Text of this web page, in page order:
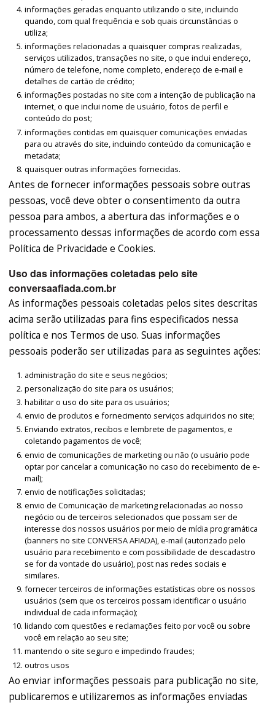
informações geradas enquanto utilizando o site, incluindo
quando, com qual frequência e sob quais circunstâncias o
utiliza;
informações relacionadas a quaisquer compras realizadas,
serviços utilizados, transações no site, o que inclui endereço,
número de telefone, nome completo, endereço de e-mail e
detalhes de cartão de crédito;
informações postadas no site com a intenção de publicação na
internet, o que inclui nome de usuário, fotos de perfil e
conteúdo do post;
informações contidas em quaisquer comunicações enviadas
para ou através do site, incluindo conteúdo da comunicação e
metadata;
quaisquer outras informações fornecidas.
Antes de fornecer informações pessoais sobre outras
pessoas, você deve obter o consentimento da outra
pessoa para ambos, a abertura das informações e o
processamento dessas informações de acordo com essa
Política de Privacidade e Cookies.
Uso das informações coletadas pelo site
conversaafiada.com.br
As informações pessoais coletadas pelos sites descritas
acima serão utilizadas para fins especificados nessa
política e nos Termos de uso. Suas informações
pessoais poderão ser utilizadas para as seguintes ações:
administração do site e seus negócios;
personalização do site para os usuários;
habilitar o uso do site para os usuários;
envio de produtos e fornecimento serviços adquiridos no site;
Enviando extratos, recibos e lembrete de pagamentos, e
coletando pagamentos de você;
envio de comunicações de marketing ou não (o usuário pode
optar por cancelar a comunicação no caso do recebimento de e-
mail);
envio de notificações solicitadas;
envio de Comunicação de marketing relacionadas ao nosso
negócio ou de terceiros selecionados que possam ser de
interesse dos nossos usuários por meio de mídia programática
(banners no site CONVERSA AFIADA), e-mail (autorizado pelo
usuário para recebimento e com possibilidade de descadastro
se for da vontade do usuário), post nas redes sociais e
similares.
fornecer terceiros de informações estatísticas obre os nossos
usuários (sem que os terceiros possam identificar o usuário
individual de cada informação);
lidando com questões e reclamações feito por você ou sobre
você em relação ao seu site;
mantendo o site seguro e impedindo fraudes;
outros usos
Ao enviar informações pessoais para publicação no site,
publicaremos e utilizaremos as informações enviadas